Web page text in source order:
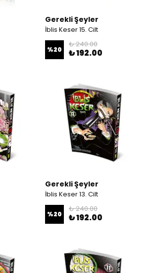
Gerekli Şeyler
İblis Keser 15. Cilt
%20
₺ 240.00
₺ 192.00
Gerekli Şeyler
İblis Keser 13. Cilt
%20
₺ 240.00
₺ 192.00